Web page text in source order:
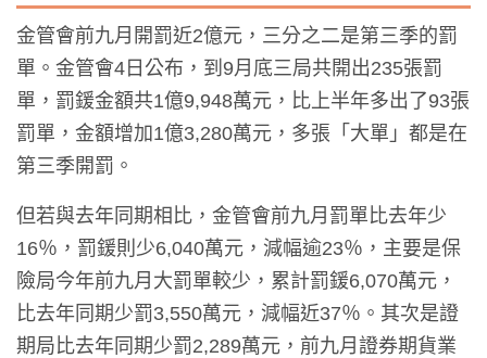
金管會前九月開罰近2億元，三分之二是第三季的罰
單。金管會4日公布，到9月底三局共開出235張罰
單，罰鍰金額共1億9,948萬元，比上半年多出了93張
罰單，金額增加1億3,280萬元，多張「大單」都是在
第三季開罰。
但若與去年同期相比，金管會前九月罰單比去年少
16％，罰鍰則少6,040萬元，減幅逾23％，主要是保
險局今年前九月大罰單較少，累計罰鍰6,070萬元，
比去年同期少罰3,550萬元，減幅近37％。其次是證
期局比去年同期少罰2,289萬元，前九月證券期貨業